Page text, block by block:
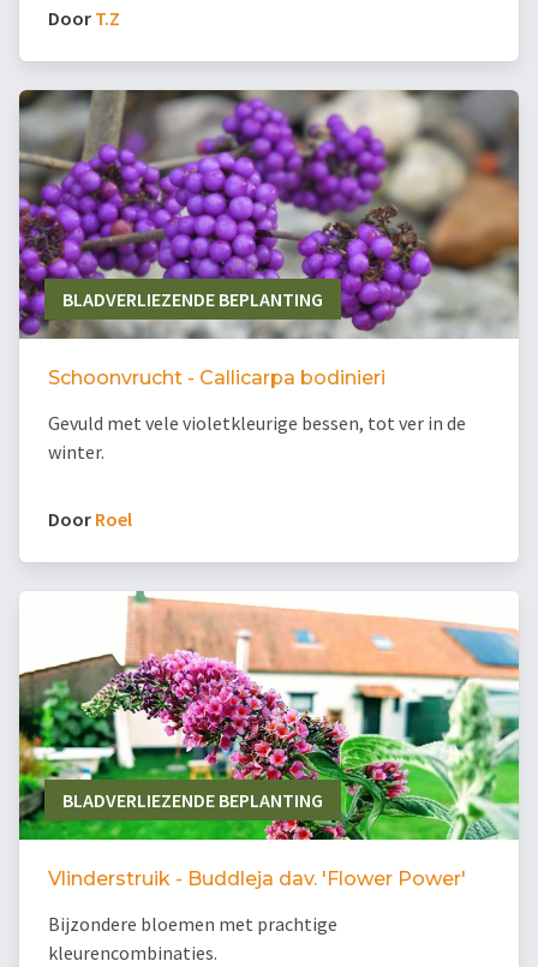
Door T.Z
BLADVERLIEZENDE BEPLANTING
Schoonvrucht - Callicarpa bodinieri
Gevuld met vele violetkleurige bessen, tot ver in de
winter.
Door Roel
BLADVERLIEZENDE BEPLANTING
Vlinderstruik - Buddleja dav. 'Flower Power'
Bijzondere bloemen met prachtige
kleurencombinaties.